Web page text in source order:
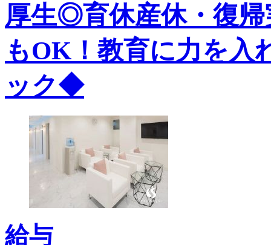
厚生◎育休産休・復
もOK！教育に力を入
ック◆
給与